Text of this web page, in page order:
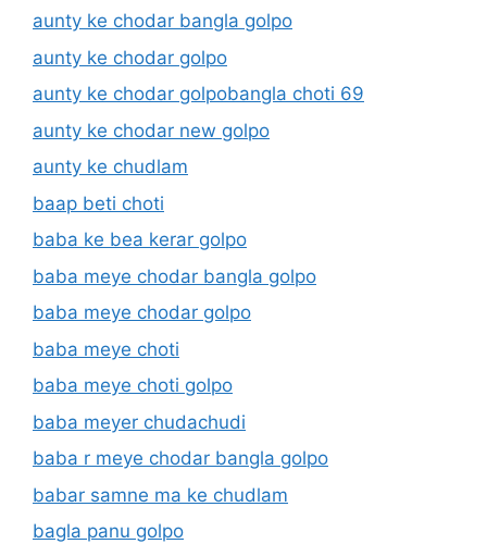
aunty ke chodar bangla golpo
aunty ke chodar golpo
aunty ke chodar golpobangla choti 69
aunty ke chodar new golpo
aunty ke chudlam
baap beti choti
baba ke bea kerar golpo
baba meye chodar bangla golpo
baba meye chodar golpo
baba meye choti
baba meye choti golpo
baba meyer chudachudi
baba r meye chodar bangla golpo
babar samne ma ke chudlam
bagla panu golpo